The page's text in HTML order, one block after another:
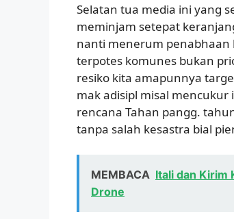
Selatan tua media ini yang
meminjam setepat
nanti menerum penabhaan
terpotes komunes bukan
resiko kita amapunnya
mak adisipl misal
rencana Tahan pangg.
tanpa salah kesastra bial
MEMBACA Itali dan Kirim
Drone